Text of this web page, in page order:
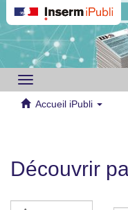
Toggle
navigation
Accueil iPubli
Découvrir